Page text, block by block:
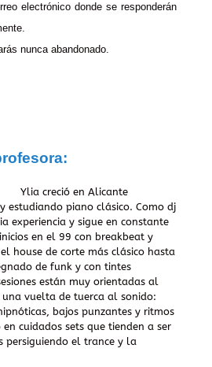
electrónico donde se responderán
nunca abandonado.
rofesora:
Ylia creció en Alicante
estudiando piano clásico. Como dj
experiencia y sigue en constante
en el 99 con breakbeat y
house de corte más clásico hasta
de funk y con tintes
están muy orientadas al
vuelta de tuerca al sonido:
bajos punzantes y ritmos
cuidados sets que tienden a ser
persiguiendo el trance y la